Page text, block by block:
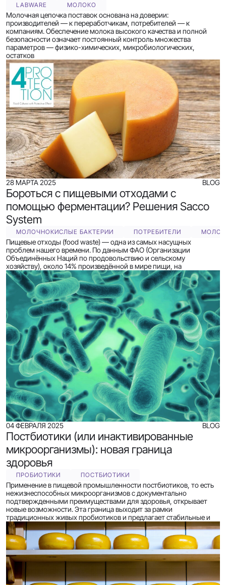
LABWARE МОЛОКО
Молочная цепочка поставок основана на доверии:
производителей — к переработчикам, потребителей — к
компаниям. Обеспечение молока высокого качества и полной
безопасности означает постоянный контроль множества
параметров — физико-химических, микробиологических,
остатков
28 МАРТА 2025 BLOG
Бороться с пищевыми отходами с
помощью ферментации? Решения Sacco
System
МОЛОЧНОКИСЛЫЕ БАКТЕРИИ ПОТРЕБИТЕЛИ
Пищевые отходы (food waste) — одна из самых насущных
проблем нашего времени. По данным ФАО (Организации
Объединённых Наций по продовольствию и сельскому
хозяйству), около 14% произведённой в мире пищи, на
04 ФЕВРАЛЯ 2025 BLOG
Постбиотики (или инактивированные
микроорганизмы): новая граница
здоровья
ПРОБИОТИКИ ПОСТБИОТИКИ
Применение в пищевой промышленности постбиотиков, то есть
нежизнеспособных микроорганизмов с документально
подтвержденными преимуществами для здоровья, открывает
новые возможности. Эта граница выходит за рамки
традиционных живых пробиотиков и предлагает стабильные и